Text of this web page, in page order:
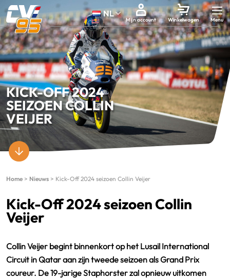
NL
Mijn account Winkelwagen
KICK-OFF 2024
SEIZOEN COLLIN
VEIJER
Home > Nieuws > Kick-Off 2024 seizoen Collin Veijer
Kick-Off 2024 seizoen Collin
Veijer
Collin Veijer begint binnenkort op het Lusail International
Circuit in Qatar aan zijn tweede seizoen als Grand Prix
coureur. De 19-jarige Staphorster zal opnieuw uitkomen